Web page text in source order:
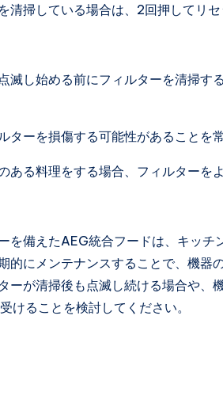
掃している場合は、2回押してリセ
滅し始める前にフィルターを清掃す
ーを損傷する可能性があることを
る料理をする場合、フィルターを
を備えたAEG統合フードは、キッ
的にメンテナンスすることで、機器
ーが清掃後も点滅し続ける場合や、
けることを検討してください。